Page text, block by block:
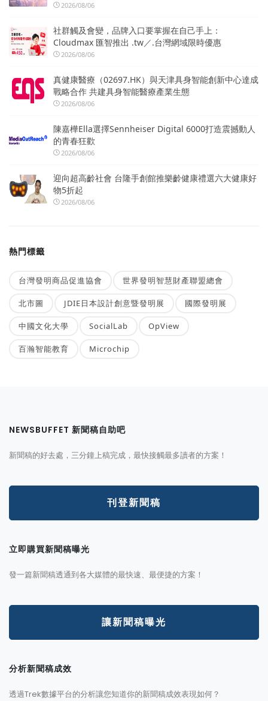
2026/08/06
社群觸及會變，品牌入口要掌握在自己手上：
Cloudmax 匯智推出 .tw／.台灣網域限時優惠
2026/08/06
真健康醫療（02697.HK）與天津具身智能創新中心達成
戰略合作 共建具身智能醫療產業生態
2026/08/06
陳嘉樺Ella選擇Sennheiser Digital 6000打造震撼動人
的青春狂歡
2026/08/06
迎向超高齡社會 台隆手創館推樂齡健康禮選六大健康好
物5折起
2026/08/06
熱門標籤
台灣發明商品促進協會 世界發明智慧財產聯盟總會
北市圖 JDIE日本設計創意暨發明展 國際發明展
中國文化大學 SocialLab OpView
百瀚智能教育 Microchip
NEWSBUFFET 新聞稿自助吧
新聞稿的好去處，三分鐘上稿完成，最快接觸最多讀者的方案！
刊登新聞稿
立即購買新聞稿曝光
發一篇新聞稿透通到各大媒體的最快速、最便捷的方案！
讓新聞稿曝光
分析新聞稿成效
透過Trek數據平台的分析讓您知道你的新聞稿成效表現如何？